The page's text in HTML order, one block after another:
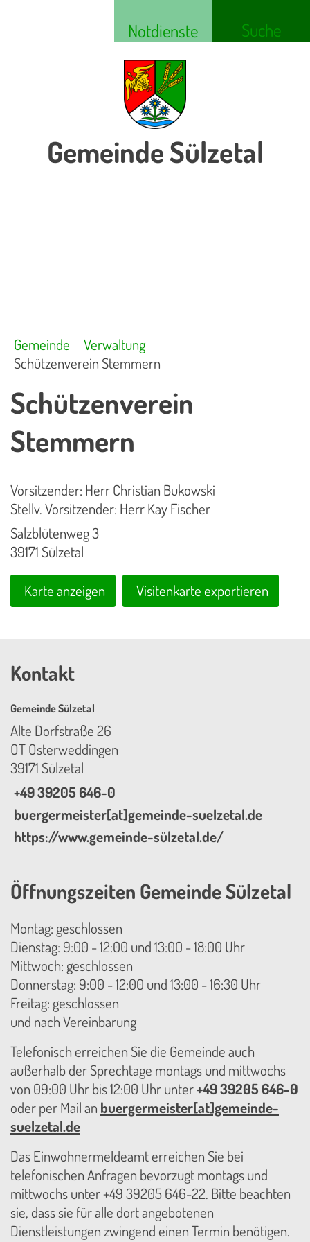
Notdienste Suche
Gemeinde Sülzetal
Gemeinde
Verwaltung
Schützenverein Stemmern
Schützenverein
Stemmern
Vorsitzender: Herr Christian Bukowski
Stellv. Vorsitzender: Herr Kay Fischer
Salzblütenweg 3
39171 Sülzetal
Karte anzeigen Visitenkarte exportieren
Kontakt
Gemeinde Sülzetal
Alte Dorfstraße 26
OT Osterweddingen
39171 Sülzetal
+49 39205 646-0
buergermeister[at]gemeinde-suelzetal.de
https://www.gemeinde-sülzetal.de/
Öffnungszeiten Gemeinde Sülzetal
Montag: geschlossen
Dienstag: 9:00 - 12:00 und 13:00 - 18:00 Uhr
Mittwoch: geschlossen
Donnerstag: 9:00 - 12:00 und 13:00 - 16:30 Uhr
Freitag: geschlossen
und nach Vereinbarung
Telefonisch erreichen Sie die Gemeinde auch
außerhalb der Sprechtage montags und mittwochs
von 09:00 Uhr bis 12:00 Uhr unter+49 39205 646-0
oder per Mail an buergermeister[at]gemeinde-
suelzetal.de
Das Einwohnermeldeamt erreichen Sie bei
telefonischen Anfragen bevorzugt montags und
mittwochs unter +49 39205 646-22. Bitte beachten
sie, dass sie für alle dort angebotenen
Dienstleistungen zwingend einen Termin benötigen.